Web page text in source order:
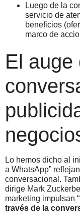
Luego de la
servicio de
beneficios
marco de
El auge
Lo hemos dicho al
a WhatsApp”
conversacional.
dirige Mark
marketing impulsan “
través de la